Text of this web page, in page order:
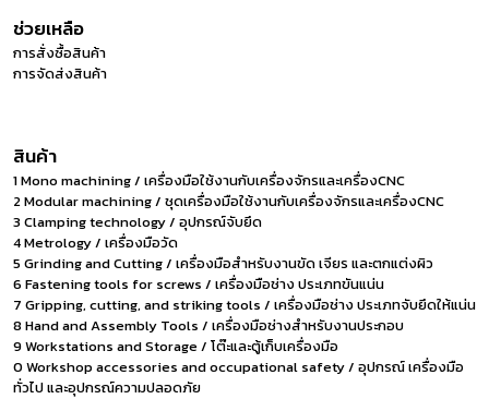
ช่วยเหลือ
การสั่งซื้อสินค้า
การจัดส่งสินค้า
สินค้า
1 Mono machining / เครื่องมือใช้งานกับเครื่องจักรและเครื่องCNC
2 Modular machining / ชุดเครื่องมือใช้งานกับเครื่องจักรและเครื่องCNC
3 Clamping technology / อุปกรณ์จับยึด
4 Metrology / เครื่องมือวัด
5 Grinding and Cutting / เครื่องมือสำหรับงานขัด เจียร และตกแต่งผิว
6 Fastening tools for screws / เครื่องมือช่าง ประเภทขันแน่น
7 Gripping, cutting, and striking tools / เครื่องมือช่าง ประเภทจับยึดให้แน่น
8 Hand and Assembly Tools / เครื่องมือช่างสำหรับงานประกอบ
9 Workstations and Storage / โต๊ะและตู้เก็บเครื่องมือ
0 Workshop accessories and occupational safety / อุปกรณ์ เครื่องมือ
ทั่วไป และอุปกรณ์ความปลอดภัย